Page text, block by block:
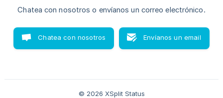
Chatea con nosotros o envíanos un correo electrónico.
Chatea con nosotros Envíanos un email
© 2026 XSplit Status